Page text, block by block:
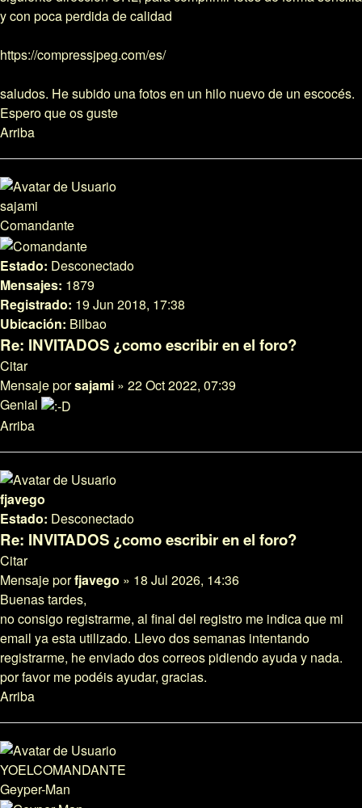
y con poca perdida de calidad
https://compressjpeg.com/es/
saludos. He subido una fotos en un hilo nuevo de un escocés.
Espero que os guste
Arriba
sajami
Comandante
Estado: Desconectado
Mensajes: 1879
Registrado: 19 Jun 2018, 17:38
Ubicación: Bilbao
Re: INVITADOS ¿como escribir en el foro?
Citar
Mensajeporsajami » 22 Oct 2022, 07:39
Genial
Arriba
fjavego
Estado: Desconectado
Re: INVITADOS ¿como escribir en el foro?
Citar
Mensajeporfjavego » 18 Jul 2026, 14:36
Buenas tardes,
no consigo registrarme, al final del registro me indica que mi
email ya esta utilizado. Llevo dos semanas intentando
registrarme, he enviado dos correos pidiendo ayuda y nada.
por favor me podéis ayudar, gracias.
Arriba
YOELCOMANDANTE
Geyper-Man